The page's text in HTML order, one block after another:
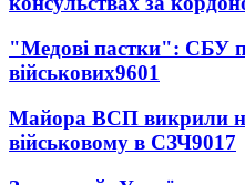
"Медові пастки": СБУ
військових9601
Майора ВСП викрили
військовому в СЗЧ9017